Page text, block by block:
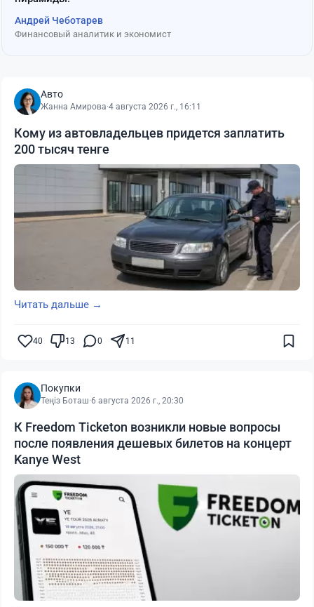
Андрей Чеботарев
Финансовый аналитик и экономист
Авто
Жанна Амирова·4 августа 2026 г., 16:11
Кому из автовладельцев придется заплатить
200 тысяч тенге
Читать дальше →
40 13 0 11
Покупки
Теңіз Боташ·6 августа 2026 г., 20:30
К Freedom Ticketon возникли новые вопросы
после появления дешевых билетов на концерт
Kanye West